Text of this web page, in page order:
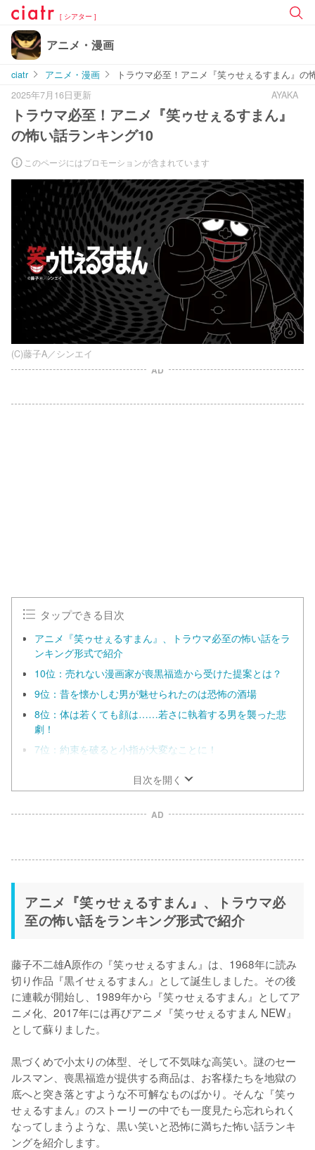
[ シアター ]
アニメ・漫画
ciatr アニメ・漫画
トラウマ必至！アニメ『笑ゥせぇるすまん』の
2025年7月16日更新
AYAKA
トラウマ必至！アニメ『笑ゥせぇるすまん』
の怖い話ランキング10
このページにはプロモーションが含まれています
(C)藤子A／シンエイ
AD
タップできる目次
アニメ『笑ゥせぇるすまん』、トラウマ必至の怖い話をラ
ンキング形式で紹介
10位：売れない漫画家が喪黒福造から受けた提案とは？
9位：昔を懐かしむ男が魅せられたのは恐怖の酒場
8位：体は若くても顔は……若さに執着する男を襲った悲
劇！
7位：約束を破ると小指が大変なことに！
目次を開く
AD
アニメ『笑ゥせぇるすまん』、トラウマ必
至の怖い話をランキング形式で紹介
藤子不二雄A原作の『笑ゥせぇるすまん』は、1968年に読み
切り作品『黒イせぇるすまん』として誕生しました。その後
に連載が開始し、1989年から『笑ゥせぇるすまん』としてア
ニメ化、2017年には再びアニメ『笑ゥせぇるすまん NEW』
として蘇りました。
黒づくめで小太りの体型、そして不気味な高笑い。謎のセー
ルスマン、喪黒福造が提供する商品は、お客様たちを地獄の
底へと突き落とすような不可解なものばかり。そんな『笑ゥ
せぇるすまん』のストーリーの中でも一度見たら忘れられく
なってしまうような、黒い笑いと恐怖に満ちた怖い話ランキ
ングを紹介します。